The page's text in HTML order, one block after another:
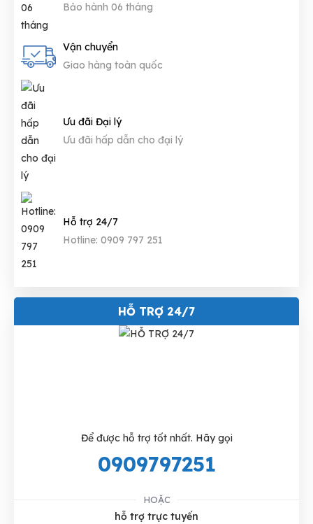
Bảo hành 06 tháng
Vận chuyển
Giao hàng toàn quốc
Ưu đãi Đại lý
Ưu đãi hấp dẫn cho đại lý
Hỗ trợ 24/7
Hotline: 0909 797 251
HỖ TRỢ 24/7
Để được hỗ trợ tốt nhất. Hãy gọi
0909797251
HOẶC
hỗ trợ trực tuyến